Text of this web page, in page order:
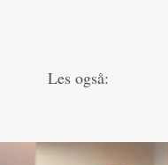
Les også: